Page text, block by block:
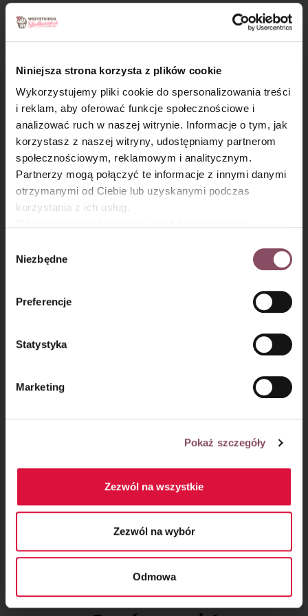
Niniejsza strona korzysta z plików cookie
Wykorzystujemy pliki cookie do spersonalizowania treści
i reklam, aby oferować funkcje społecznościowe i
analizować ruch w naszej witrynie. Informacje o tym, jak
korzystasz z naszej witryny, udostępniamy partnerom
społecznościowym, reklamowym i analitycznym.
Partnerzy mogą połączyć te informacje z innymi danymi
otrzymanymi od Ciebie lub uzyskanymi podczas
korzystania z ich usług.
Gdańsk (80-339) adres: Dickmana 14/15 więcej
informacji o przetwarzaniu danych osobowych oraz
Polityce
prywatności.
zgody
Niezbędne
Preferencje
Statystyka
Marketing
Pokaż szczegóły
Zezwól na wszystkie
Zezwól na wybór
Odmowa
Zestaw 6 pastelowych foremek, które
idealnie sprawdzą się do deserów. Każda
posiada dwa wieczka – jedno chroni
zapachami z zewnątrz, a druga ułatwia
wyjęcie deseru. Hit zwłaszcza do
przygotowania lodów czy letnich
deserów na słoneczne dni!
Krok 4
Przelej ciepły pudding do pojemników. Dodaj pozostałe
kawałki mango i udekoruj limonką i listkami mięty.
×